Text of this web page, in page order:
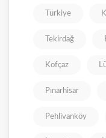
Türkiye
Tekirdağ
Kofçaz
Pınarhisar
Pehlivanköy